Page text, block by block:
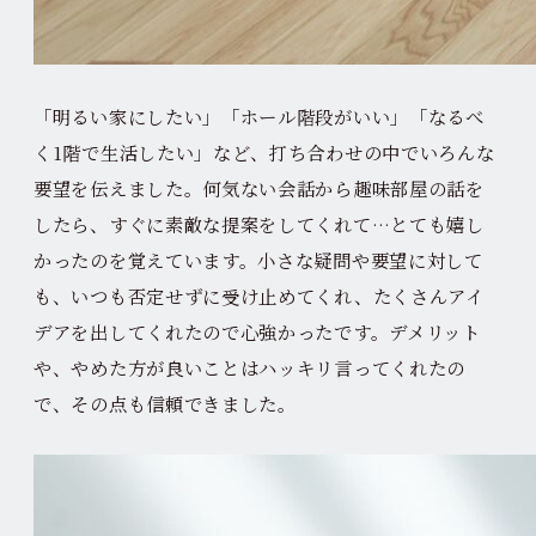
「明るい家にしたい」「ホール階段がいい」「なるべ
く1階で生活したい」など、打ち合わせの中でいろんな
要望を伝えました。何気ない会話から趣味部屋の話を
したら、すぐに素敵な提案をしてくれて…とても嬉し
かったのを覚えています。小さな疑問や要望に対して
も、いつも否定せずに受け止めてくれ、たくさんアイ
デアを出してくれたので心強かったです。デメリット
や、やめた方が良いことはハッキリ言ってくれたの
で、その点も信頼できました。